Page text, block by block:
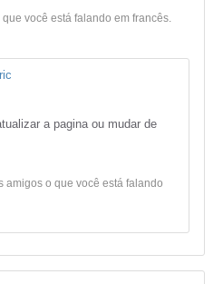
você está falando em francês.
a pagina ou mudar de
amigos o que você está falando